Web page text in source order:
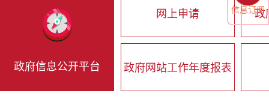
政府信息公开平台
网上申请 政
政府网站工作年度报表
信息订阅